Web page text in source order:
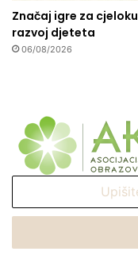
Značaj igre za
razvoj djeteta
06/08/2026
Email